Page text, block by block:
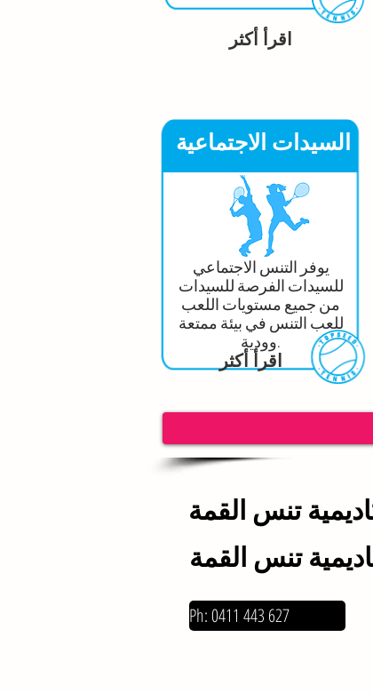
اقرأ أكثر
السيدات الاجتماعية
يوفر التنس الاجتماعي
للسيدات الفرصة للسيدات
من جميع مستويات اللعب
للعب التنس في بيئة ممتعة
وودية.
اقرأ أكثر
تنس القمة
تنس القمة
Ph: 0411 443 627